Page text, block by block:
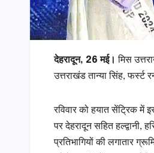
देहरादून, 26 मई। मिस
उत्तराखंड तान्या सिंह, फर्स्ट
रविवार को हयात सेंट्रिक में
पर देहरादून सहित हल्द्वानी,
प्रतिभागियों की लगातार